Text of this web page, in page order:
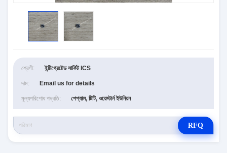
শ্রেণী: ইন্টিগ্রেটেড সার্কিট ICS
দাম: Email us for details
মূল্যপরিশোধ পদ্ধতি: পেপ্যাল, টিটি, ওয়েস্টার্ন ইউনিয়ন
RFQ